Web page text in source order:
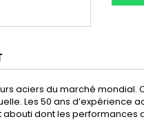
aciers du marché
Les 50 ans d’expérience
dont les performances